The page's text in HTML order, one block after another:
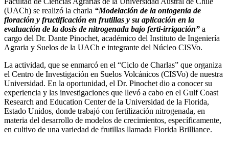
(UACh) se realizó la charla “Modelación de la ontogenia de
floración y fructificación en frutillas y su aplicación en la
evaluación de la dosis de nitrogenada bajo ferti-irrigación” a
cargo del Dr. Dante Pinochet, académico del Instituto de Ingeniería
Agraria y Suelos de la UACh e integrante del Núcleo CISVo.
La actividad, que se enmarcó en el “Ciclo de Charlas” que organiza
el Centro de Investigación en Suelos Volcánicos (CISVo) de nuestra
Universidad. En la oportunidad, el Dr. Pinochet dio a conocer su
experiencia y las investigaciones que llevó a cabo en el Gulf Coast
Research and Education Center de la Universidad de la Florida,
Estado Unidos, donde trabajó con fertilización nitrogenada, en
materia del desarrollo de modelos de crecimientos, específicamente,
en cultivo de una variedad de frutillas llamada Florida Brilliance.